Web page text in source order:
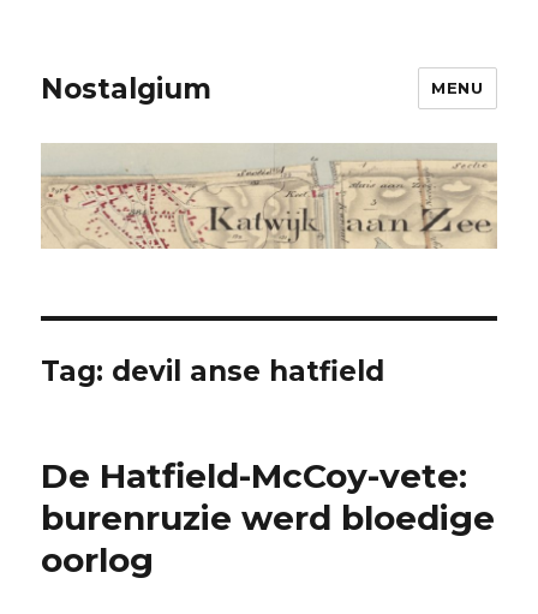
Nostalgium MENU
Tag: devil anse hatfield
De Hatfield-McCoy-vete:
burenruzie werd bloedige
oorlog